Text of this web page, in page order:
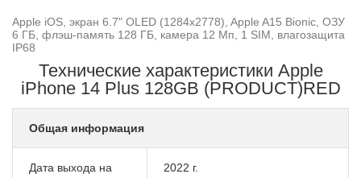
Apple iOS, экран 6.7" OLED (1284x2778), Apple A15 Bionic, ОЗУ
6 ГБ, флэш-память 128 ГБ, камера 12 Мп, 1 SIM, влагозащита
IP68
Технические характеристики Apple
iPhone 14 Plus 128GB (PRODUCT)RED
Общая информация
Дата выхода на
2022 г.